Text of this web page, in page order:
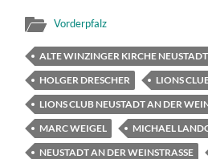
Vorderpfalz
ALTE WINZINGER KIRCHE NEUSTADT
HOLGER DRESCHER
LIONS
LIONS CLUB NEUSTADT AN DER
MARC WEIGEL
MICHAEL
NEUSTADT AN DER WEINSTRASSE